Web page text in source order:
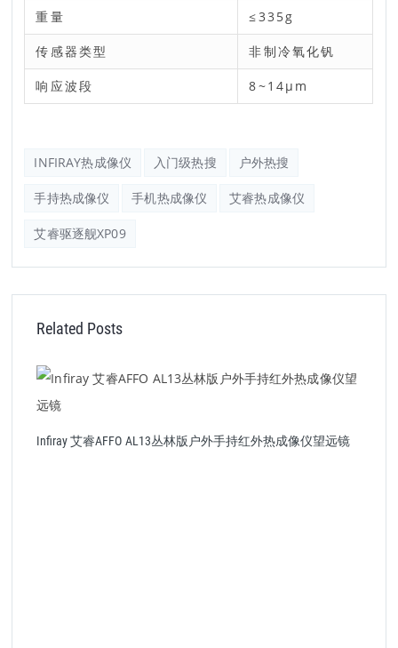
重量 ≤335g
传感器类型 非制冷氧化钒
响应波段 8~14μm
INFIRAY热成像仪 入门级热搜 户外热搜
手持热成像仪 手机热成像仪 艾睿热成像仪
艾睿驱逐舰XP09
Related Posts
Infiray 艾睿AFFO AL13丛林版户外手持红外热成像仪望远镜